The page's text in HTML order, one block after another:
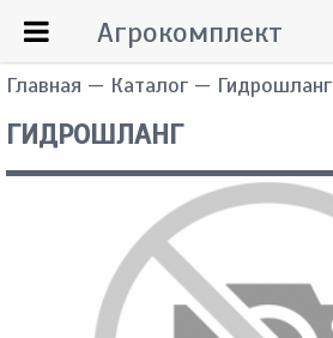
Главная — Каталог — Гидрошланг
ГИДРОШЛАНГ
Агрокомплект